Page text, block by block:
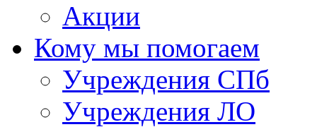
Акции
Кому мы помогаем
Учреждения СПб
Учреждения ЛО